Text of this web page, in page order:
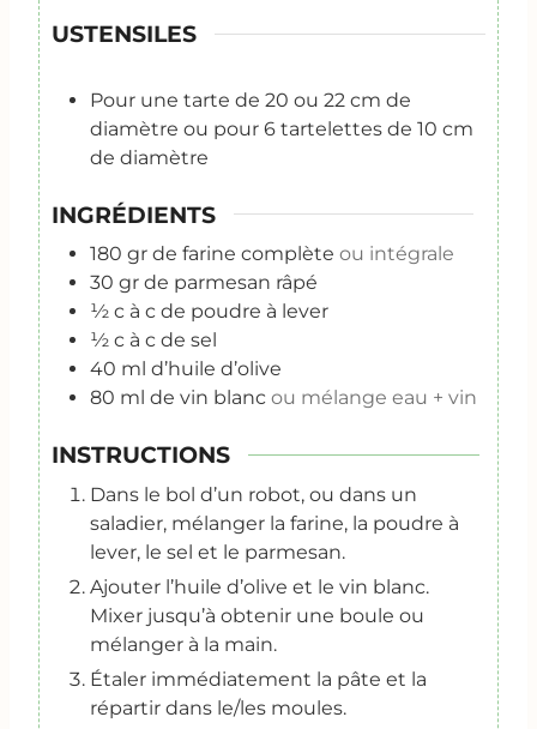
USTENSILES
Pour une tarte de 20 ou 22 cm de
diamètre ou pour 6 tartelettes de 10 cm
de diamètre
INGRÉDIENTS
180 gr de farine complète ou intégrale
30 gr de parmesan râpé
½ c à c de poudre à lever
½ c à c de sel
40 ml d’huile d’olive
80 ml de vin blanc ou mélange eau + vin
INSTRUCTIONS
Dans le bol d’un robot, ou dans un
saladier, mélanger la farine, la poudre à
lever, le sel et le parmesan.
Ajouter l’huile d’olive et le vin blanc.
Mixer jusqu’à obtenir une boule ou
mélanger à la main.
Étaler immédiatement la pâte et la
répartir dans le/les moules.